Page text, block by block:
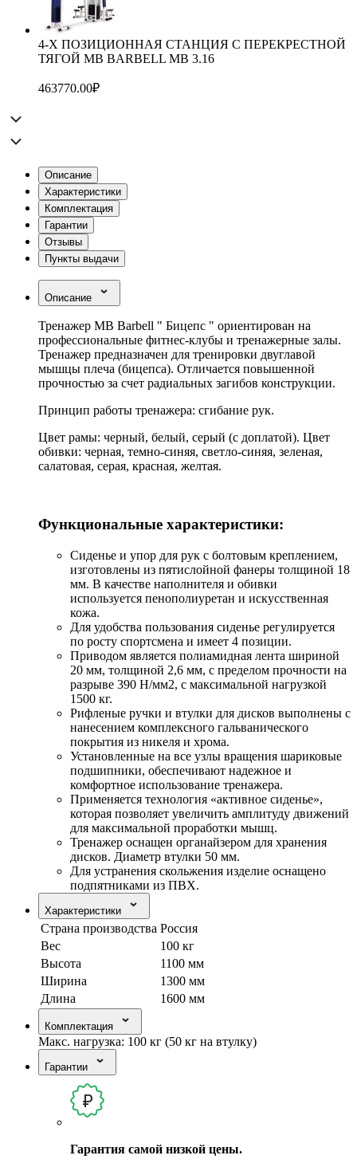
4-Х ПОЗИЦИОННАЯ СТАНЦИЯ С ПЕРЕКРЕСТНОЙ
ТЯГОЙ MB BARBELL MB 3.16
463770.00₽
Описание
Характеристики
Комплектация
Гарантии
Отзывы
Пункты выдачи
Описание
Тренажер MB Barbell " Бицепс " ориентирован на
профессиональные фитнес-клубы и тренажерные залы.
Тренажер предназначен для тренировки двуглавой
мышцы плеча (бицепса). Отличается повышенной
прочностью за счет радиальных загибов конструкции.
Принцип работы тренажера: сгибание рук.
Цвет рамы: черный, белый, серый (с доплатой). Цвет
обивки: черная, темно-синяя, светло-синяя, зеленая,
салатовая, серая, красная, желтая.
Функциональные характеристики:
Сиденье и упор для рук с болтовым креплением,
изготовлены из пятислойной фанеры толщиной 18
мм. В качестве наполнителя и обивки
используется пенополиуретан и искусственная
кожа.
Для удобства пользования сиденье регулируется
по росту спортсмена и имеет 4 позиции.
Приводом является полиамидная лента шириной
20 мм, толщиной 2,6 мм, с пределом прочности на
разрыве 390 Н/мм2, с максимальной нагрузкой
1500 кг.
Рифленые ручки и втулки для дисков выполнены с
нанесением комплексного гальванического
покрытия из никеля и хрома.
Установленные на все узлы вращения шариковые
подшипники, обеспечивают надежное и
комфортное использование тренажера.
Применяется технология «активное сиденье»,
которая позволяет увеличить амплитуду движений
для максимальной проработки мышц.
Тренажер оснащен органайзером для хранения
дисков. Диаметр втулки 50 мм.
Для устранения скольжения изделие оснащено
подпятниками из ПВХ.
Характеристики
Страна производства Россия
Вес
100 кг
Высота
1100 мм
Ширина
1300 мм
Длина
1600 мм
Комплектация
Макс. нагрузка: 100 кг (50 кг на втулку)
Гарантии
Гарантия самой низкой цены.